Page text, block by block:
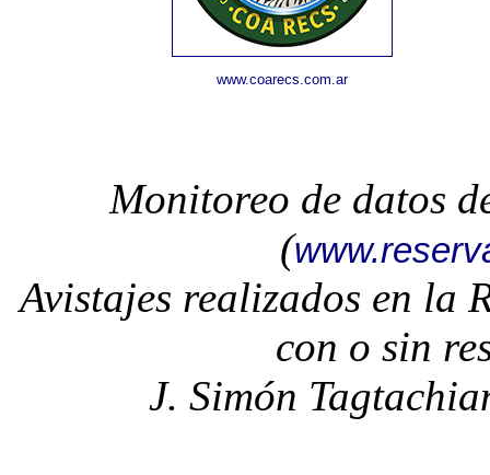
www.coarecs.com.ar
Monitoreo de datos
(
Avistajes realizados en la
con o sin
J. Simón